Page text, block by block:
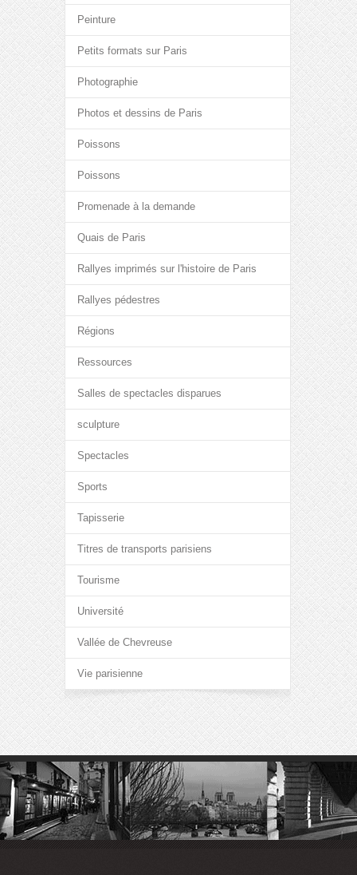
Peinture
Petits formats sur Paris
Photographie
Photos et dessins de Paris
Poissons
Poissons
Promenade à la demande
Quais de Paris
Rallyes imprimés sur l'histoire de Paris
Rallyes pédestres
Régions
Ressources
Salles de spectacles disparues
sculpture
Spectacles
Sports
Tapisserie
Titres de transports parisiens
Tourisme
Université
Vallée de Chevreuse
Vie parisienne